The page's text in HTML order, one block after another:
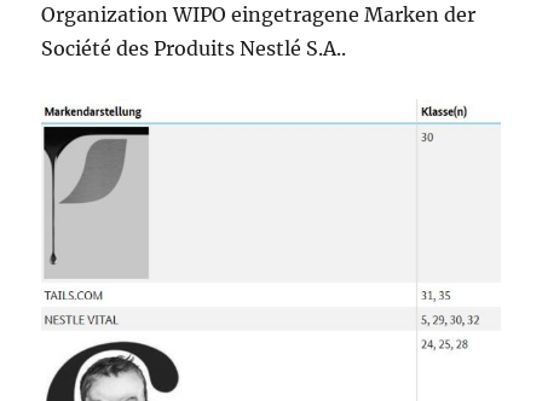
Organization WIPO eingetragene Marken der
Société des Produits Nestlé S.A..